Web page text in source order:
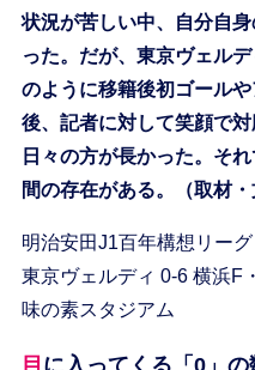
状況が苦しい中、自分自
った。だが、東京ヴェル
のように移籍後初ゴール
後、記者に対して笑顔で
日々の方が長かった。そ
間の存在がある。（取材
明治安田J1百年構想リー
東京ヴェルディ 0-6 横浜F
味の素スタジアム
目に入ってくる「0」